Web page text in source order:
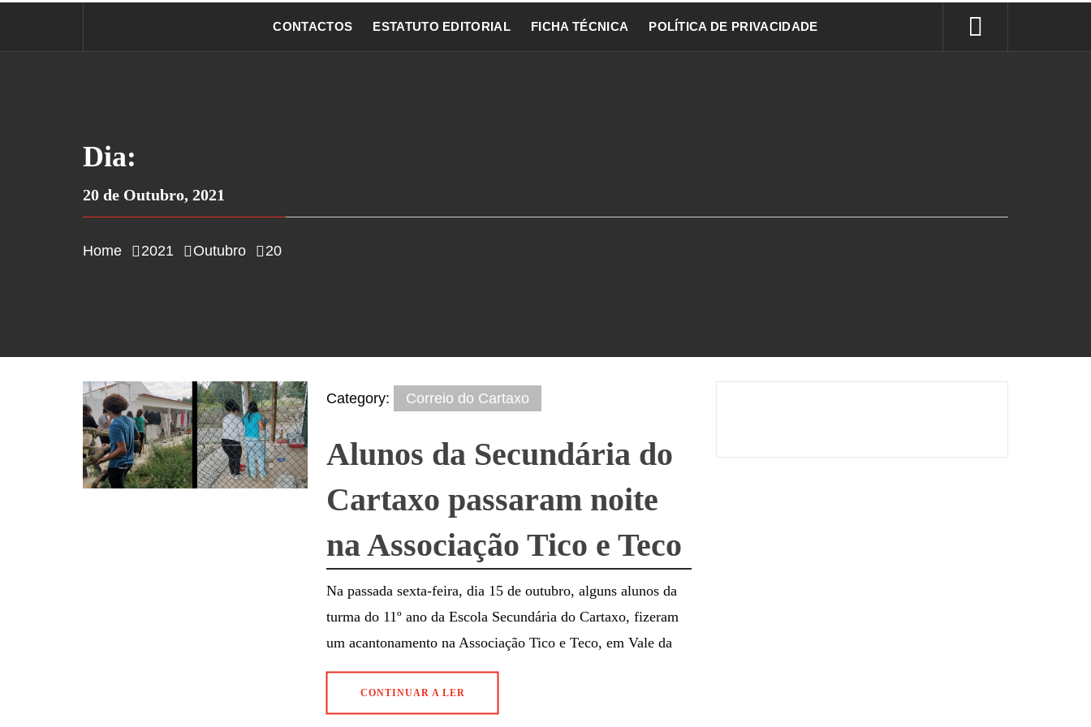
CONTACTOS ESTATUTO EDITORIAL FICHA TÉCNICA POLÍTICA DE PRIVACIDADE
Dia:
20 de Outubro, 2021
Home 2021 Outubro 20
Category: Correio do Cartaxo
Alunos da Secundária do
Cartaxo passaram noite
na Associação Tico e Teco
Na passada sexta-feira, dia 15 de outubro, alguns alunos da
turma do 11º ano da Escola Secundária do Cartaxo, fizeram
um acantonamento na Associação Tico e Teco, em Vale da
CONTINUAR A LER